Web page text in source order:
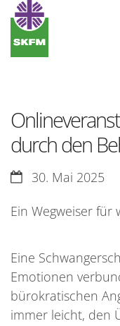
Zum Inhalt springen
durch den
Datum:30. Mai 2025
Ein Wegweiser für
Eine
Emotionen
bürokratischen
immer leicht, den